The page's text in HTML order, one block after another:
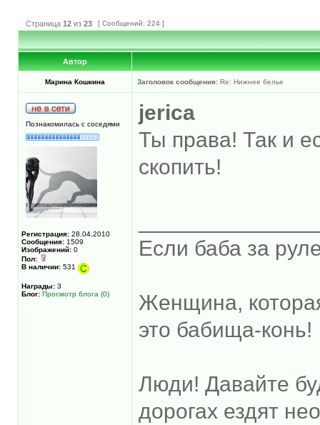
Страница 12 из 23 [ Сообщений: 224 ]
Автор
Марина Кошкина Заголовок сообщения: Re: Нижнее белье
Познакомилась с соседями
Регистрация: 28.04.2010
Сообщения: 1509
Изображений: 0
Пол:
В наличии: 531
Награды: 3
Блог: Просмотр блога (0)
jerica
Ты права! Так и
скопить!
Если баба за
Женщина,
это бабища-конь!
Люди! Давайте
дорогах ездят